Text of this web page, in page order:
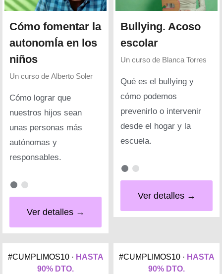
Cómo fomentar la
autonomÍa en los
niños
Un curso de Alberto Soler
Cómo lograr que
nuestros hijos sean
unas personas más
autónomas y
responsables.
Ver detalles →
Bullying. Acoso
escolar
Un curso de Blanca Torres
Qué es el bullying y
cómo podemos
prevenirlo o intervenir
desde el hogar y la
escuela.
Ver detalles →
#CUMPLIMOS10 · HASTA
90% DTO.
#CUMPLIMOS10 · HASTA
90% DTO.